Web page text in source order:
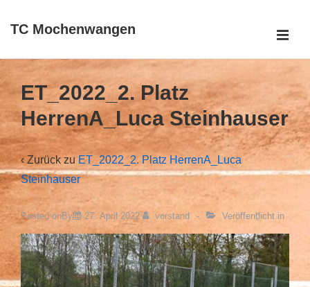
ZumTC Mochenwangen
Main
Navigation
ET_2022_2. Platz
HerrenA_Luca Steinhauser
‹ Zurück zu ET_2022_2. Platz HerrenA_Luca
Steinhauser
Posted onBy 27. April 2022 vorstand Veröffentlicht in